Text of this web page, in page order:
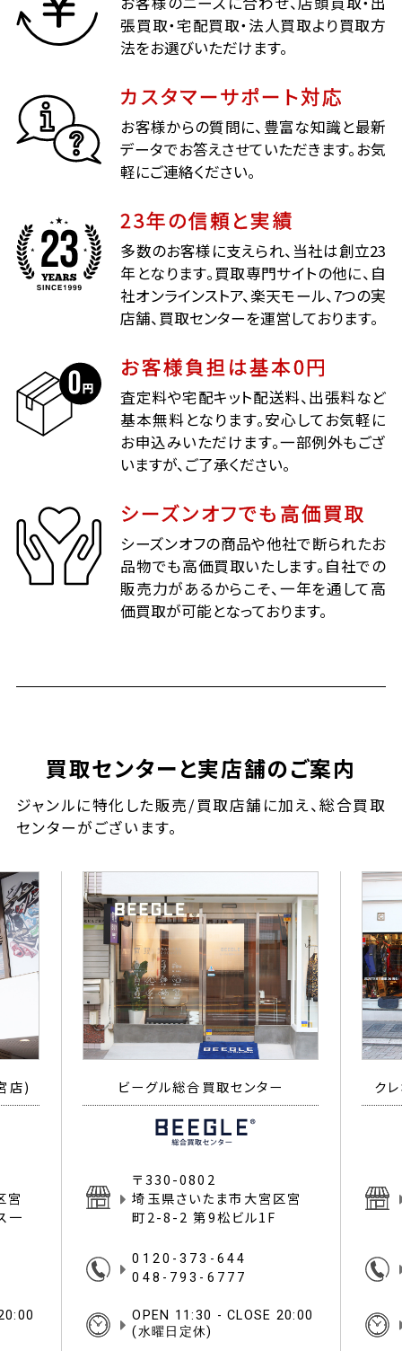
張買取・宅配買取・法人買取より買取方
法をお選びいただけます。
カスタマーサポート対応
お客様からの質問に、豊富な知識と最新
データでお答えさせていただきます。お気
軽にご連絡ください。
23年の信頼と実績
多数のお客様に支えられ、当社は創立23
年となります。買取専門サイトの他に、自
社オンラインストア、楽天モール、7つの実
店舗、買取センターを運営しております。
お客様負担は基本0円
査定料や宅配キット配送料、出張料など
基本無料となります。安心してお気軽に
お申込みいただけます。一部例外もござ
いますが、ご了承ください。
シーズンオフでも高価買取
シーズンオフの商品や他社で断られたお
品物でも高価買取いたします。自社での
販売力があるからこそ、一年を通して高
価買取が可能となっております。
買取センターと実店舗のご案内
ジャンルに特化した販売/買取店舗に加え、総合買取
センターがございます。
店)
宮
一
ビーグル総合買取センター
〒330-0802
埼玉県さいたま市大宮区宮
町2-8-2 第9松ビル1F
0120-373-644
048-793-6777
OPEN 11:30 - CLOSE 20:00
(水曜日定休)
ク